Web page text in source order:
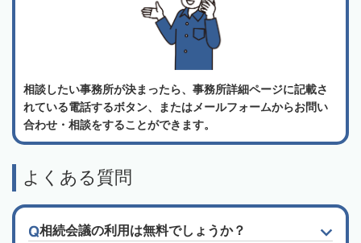
相談したい事務所が決まったら、事務所詳細ページに記載さ
れている電話するボタン、またはメールフォームからお問い
合わせ・相談をすることができます。
よくある質問
相続会議の利用は無料でしょうか？